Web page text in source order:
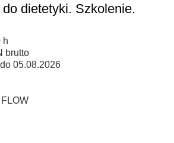
dietetyki. Szkolenie.
h
brutto
05.08.2026